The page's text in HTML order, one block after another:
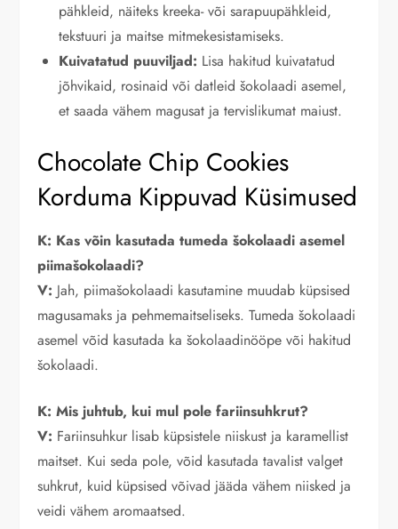
pähkleid, näiteks kreeka- või sarapuupähkleid,
tekstuuri ja maitse mitmekesistamiseks.
Kuivatatud puuviljad: Lisa hakitud kuivatatud
jõhvikaid, rosinaid või datleid šokolaadi asemel,
et saada vähem magusat ja tervislikumat maiust.
Chocolate Chip Cookies
Korduma Kippuvad Küsimused
K: Kas võin kasutada tumeda šokolaadi asemel
piimašokolaadi?
V: Jah, piimašokolaadi kasutamine muudab küpsised
magusamaks ja pehmemaitseliseks. Tumeda šokolaadi
asemel võid kasutada ka šokolaadinööpe või hakitud
šokolaadi.
K: Mis juhtub, kui mul pole fariinsuhkrut?
V: Fariinsuhkur lisab küpsistele niiskust ja karamellist
maitset. Kui seda pole, võid kasutada tavalist valget
suhkrut, kuid küpsised võivad jääda vähem niisked ja
veidi vähem aromaatsed.